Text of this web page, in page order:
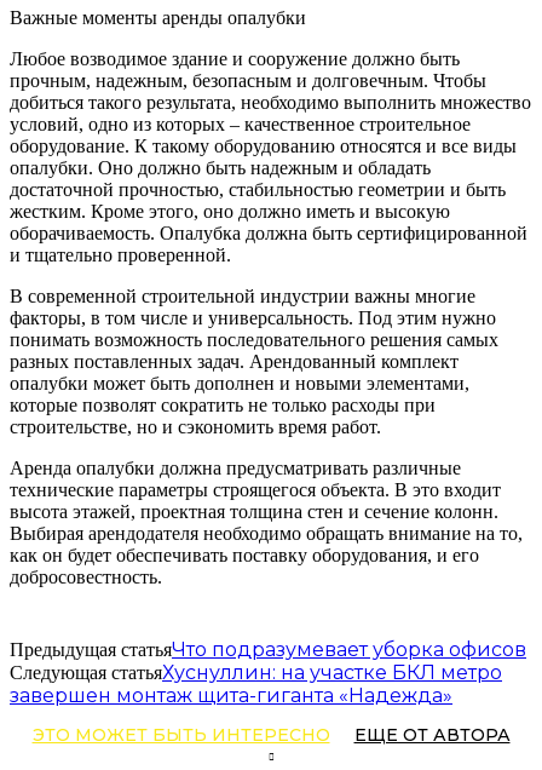
Важные моменты аренды опалубки
Любое возводимое здание и сооружение должно быть
прочным, надежным, безопасным и долговечным. Чтобы
добиться такого результата, необходимо выполнить множество
условий, одно из которых – качественное строительное
оборудование. К такому оборудованию относятся и все виды
опалубки. Оно должно быть надежным и обладать
достаточной прочностью, стабильностью геометрии и быть
жестким. Кроме этого, оно должно иметь и высокую
оборачиваемость. Опалубка должна быть сертифицированной
и тщательно проверенной.
В современной строительной индустрии важны многие
факторы, в том числе и универсальность. Под этим нужно
понимать возможность последовательного решения самых
разных поставленных задач. Арендованный комплект
опалубки может быть дополнен и новыми элементами,
которые позволят сократить не только расходы при
строительстве, но и сэкономить время работ.
Аренда опалубки должна предусматривать различные
технические параметры строящегося объекта. В это входит
высота этажей, проектная толщина стен и сечение колонн.
Выбирая арендодателя необходимо обращать внимание на то,
как он будет обеспечивать поставку оборудования, и его
добросовестность.
Предыдущая статьяЧто подразумевает уборка офисов
Следующая статьяХуснуллин: на участке БКЛ метро
завершен монтаж щита-гиганта «Надежда»
ЭТО МОЖЕТ БЫТЬ ИНТЕРЕСНО ЕЩЕ ОТ АВТОРА